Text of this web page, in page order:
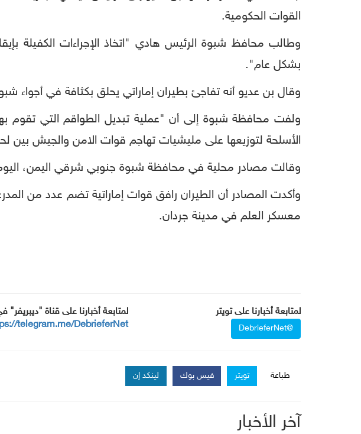
القوات الحكومية.
وطالب محافظ شبوة الرئيس هادي "اتخاذ الإجراءات الكفيلة
بشكل عام".
وقال بن عديو أنه تفاجئ بطيران إماراتي يحلق بكثافة في أجواء
ولفت محافظة شبوة إلى أن "عملية تبديل الطواقم التي تقوم
الأسلحة لتوزيعها على مليشيات تهاجم قوات الامن والجيش بين
وقالت مصادر محلية في محافظة شبوة جنوبي شرقي اليمن،
وأكدت المصادر أن الطيران رافق قوات إماراتية تضم عدد من
معسكر العلم في مدينة جردان.
لمتابعة أخبارنا على تويتر
@DebrieferNet
لمتابعة أخبارنا على قناة "ديبريفر"
telegram.me/DebrieferNet
طباعة تويتر فيس بوك لينكد إن
آخر الأخبار